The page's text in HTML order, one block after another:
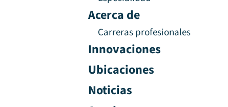
Acerca de
Carreras profesionales
Innovaciones
Ubicaciones
Noticias